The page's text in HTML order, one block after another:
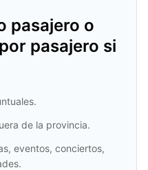
pasajero o
pasajero si
de la provincia.
eventos, conciertos,